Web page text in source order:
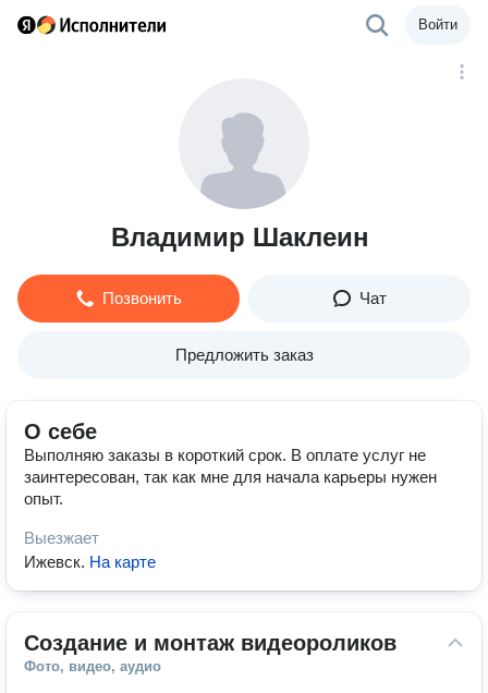
Войти
Владимир Шаклеин
Позвонить Чат
Предложить заказ
О себе
Выполняю заказы в короткий срок. В оплате услуг не
заинтересован, так как мне для начала карьеры нужен
опыт.
Выезжает
Ижевск. На карте
Создание и монтаж видеороликов
Фото, видео, аудио